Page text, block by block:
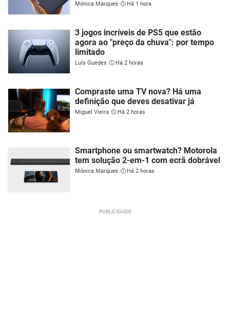
Mónica Marques Há 1 hora
3 jogos incríveis de PS5 que estão
agora ao "preço da chuva": por tempo
limitado
Luís Guedes Há 2 horas
Compraste uma TV nova? Há uma
definição que deves desativar já
Miguel Vieira Há 2 horas
Smartphone ou smartwatch? Motorola
tem solução 2-em-1 com ecrã dobrável
Mónica Marques Há 2 horas